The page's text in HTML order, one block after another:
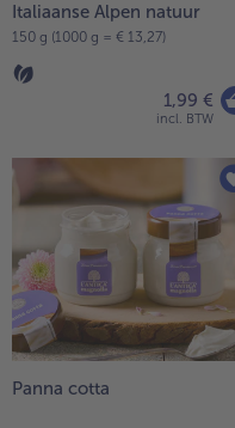
Italiaanse Alpen natuur
150 g (1000 g = € 13,27)
1,99 €
incl. BTW
Panna cotta